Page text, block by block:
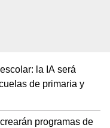
la IA será
de primaria y
programas de